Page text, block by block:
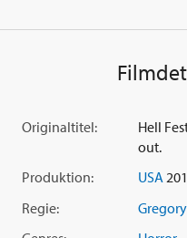
Originaltitel:
Hell
out.
Produktion:
USA
Regie: